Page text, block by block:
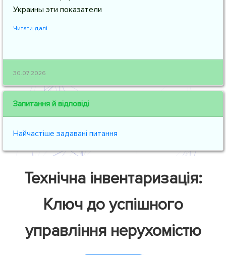
Украины эти показатели
Читати далі
30.07.2026
Запитання й відповіді
Найчастіше задавані питання
Технічна інвентаризація:
Ключ до успішного
управління нерухомістю